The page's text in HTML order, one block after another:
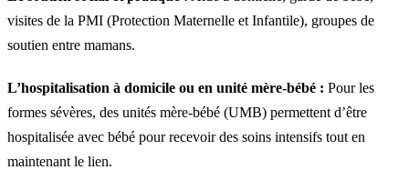
visites de la PMI (Protection Maternelle et Infantile), groupes de
soutien entre mamans.
L’hospitalisation à domicile ou en unité mère-bébé : Pour les
formes sévères, des unités mère-bébé (UMB) permettent d’être
hospitalisée avec bébé pour recevoir des soins intensifs tout en
maintenant le lien.